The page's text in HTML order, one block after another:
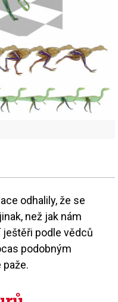
odhalily, že se
než jak nám
ještěři podle vědců
podobným